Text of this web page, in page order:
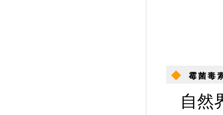
◆ 霉菌毒
自然